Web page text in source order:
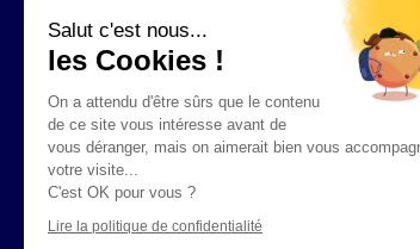
Salut c'est nous...
les Cookies !
On a attendu d'être sûrs que le contenu
de ce site vous intéresse avant de
vous déranger, mais on aimerait bien vous
votre visite...
C'est OK pour vous ?
Lire la politique de confidentialité